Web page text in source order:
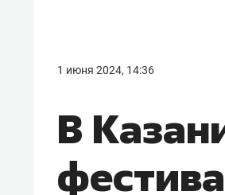
1 июня 2024, 14:36
В